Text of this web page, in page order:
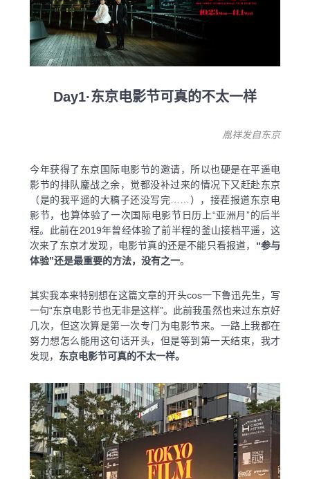
Day1·东京电影节可真的不太一样
胤祥发自东京
今年获得了东京国际电影节的邀请，所以也硬是在平遥电
影节的排队鏖战之余，觉都没补过来的情况下又赶赴东京
（是的我平遥的大稿子还没写完……），接茬报道东京电
影节，也算体验了一次国际电影节日历上“亚洲月”的后半
程。此前在2019年曾经体验了前半程的釜山接档平遥，这
次来了东京才发现，电影节真的还是不能只看报道， “参与
体验”还是最重要的方法，没有之一。
其实我本来特别想在这篇文章的开头cos一下鲁迅先生，写
一句“东京电影节也无非是这样”。此前我虽然也来过东京好
几次，但这次算是第一次专门为电影节来。一路上我都在
努力想怎么能用这句话开头，但是等到第一天结束，我才
发现， 东京电影节可真的不太一样。